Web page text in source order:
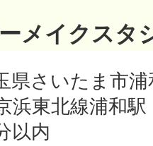
メイクスタ
県さいたま市浦
浜東北線浦和駅
以内